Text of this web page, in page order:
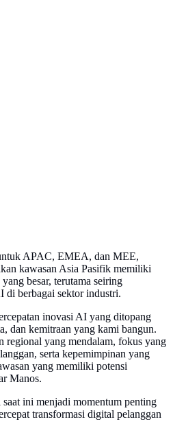
APAC, EMEA, dan MEE,
kawasan Asia Pasifik memiliki
besar, terutama seiring
di berbagai sektor industri.
inovasi AI yang ditopang
dan kemitraan yang kami bangun.
regional yang mendalam, fokus yang
serta kepemimpinan yang
yang memiliki potensi
Manos.
ini menjadi momentum penting
transformasi digital pelanggan